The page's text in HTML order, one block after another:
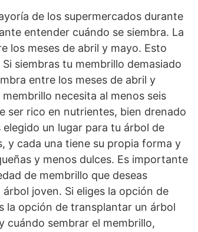
de los supermercados durante
entender cuándo se siembra. La
los meses de abril y mayo. Esto
siembras tu membrillo demasiado
entre los meses de abril y
necesita al menos seis
ser rico en nutrientes, bien drenado
un lugar para tu árbol de
y cada una tiene su propia forma y
y menos dulces. Es importante
de membrillo que deseas
joven. Si eliges la opción de
la opción de transplantar un árbol
cuándo sembrar el membrillo,